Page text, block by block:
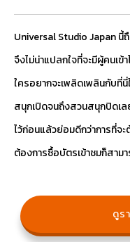
Universal Studio Japan
จึงไม่น่าแปลกใจที่จะมีผู้คนเข้
ใครอยากจะเพลิดเพลินกับที่
สนุกเปิดจนถึงสวนสนุกปิดเล
ไว้ก่อนแล้วย่อมดีกว่าการที่จ
ต้องการซื้อบัตรเข้าชมก็สาม
ดูร